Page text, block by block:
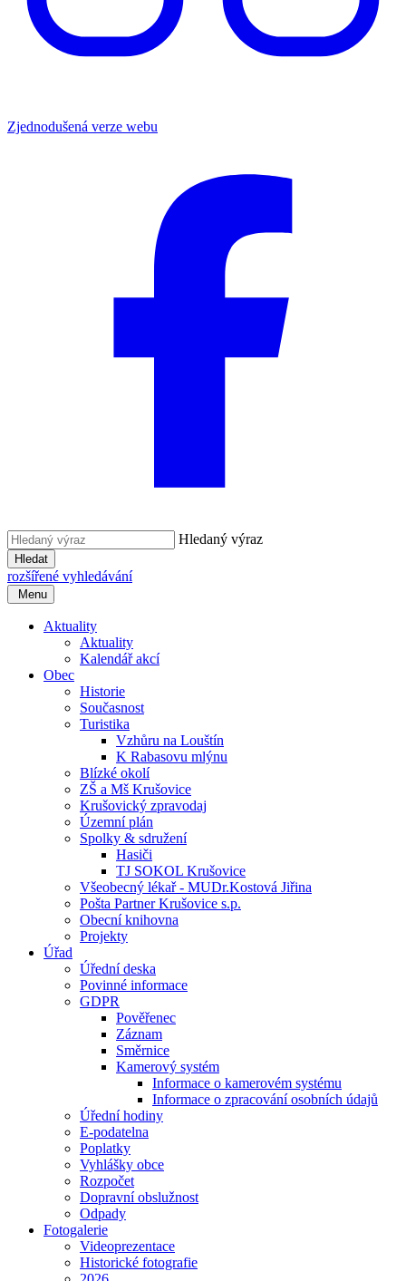
Zjednodušená verze webu
Hledaný výraz
Hledat
rozšířené vyhledávání
Menu
Aktuality
Aktuality
Kalendář akcí
Obec
Historie
Současnost
Turistika
Vzhůru na Louštín
K Rabasovu mlýnu
Blízké okolí
ZŠ a Mš Krušovice
Krušovický zpravodaj
Územní plán
Spolky & sdružení
Hasiči
TJ SOKOL Krušovice
Všeobecný lékař - MUDr.Kostová Jiřina
Pošta Partner Krušovice s.p.
Obecní knihovna
Projekty
Úřad
Úřední deska
Povinné informace
GDPR
Pověřenec
Záznam
Směrnice
Kamerový systém
Informace o kamerovém systému
Informace o zpracování osobních údajů
Úřední hodiny
E-podatelna
Poplatky
Vyhlášky obce
Rozpočet
Dopravní obslužnost
Odpady
Fotogalerie
Videoprezentace
Historické fotografie